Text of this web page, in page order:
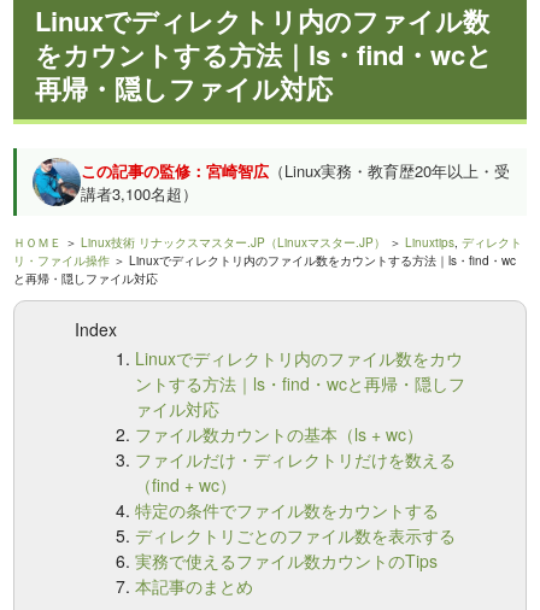
Linuxでディレクトリ内のファイル数
をカウントする方法｜ls・find・wcと
再帰・隠しファイル対応
この記事の監修：宮崎智広 （Linux実務・教育歴20年以上・受
講者3,100名超）
ＨＯＭＥ ＞Linux技術 リナックスマスター.JP（Linuxマスター.JP） ＞Linuxtips,ディレクト
リ・ファイル操作 ＞ Linuxでディレクトリ内のファイル数をカウントする方法｜ls・find・wc
と再帰・隠しファイル対応
Index
Linuxでディレクトリ内のファイル数をカウ
ントする方法｜ls・find・wcと再帰・隠しフ
ァイル対応
ファイル数カウントの基本（ls + wc）
ファイルだけ・ディレクトリだけを数える
（find + wc）
特定の条件でファイル数をカウントする
ディレクトリごとのファイル数を表示する
実務で使えるファイル数カウントのTips
本記事のまとめ